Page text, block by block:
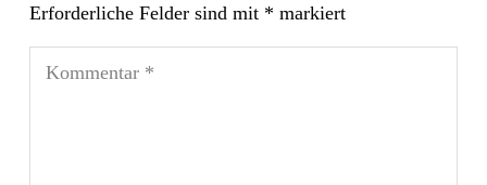
Erforderliche Felder sind mit * markiert